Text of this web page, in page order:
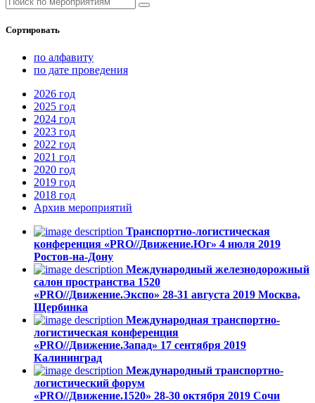
Сортировать
по алфавиту
по дате проведения
2026 год
2025 год
2024 год
2023 год
2022 год
2021 год
2020 год
2019 год
2018 год
Архив мероприятий
Транспортно-логистическая
конференция «PRO//Движение.Юг» 4 июля 2019
Ростов-на-Дону
Международный железнодорожный
салон пространства 1520
«PRO//Движение.Экспо» 28-31 августа 2019 Москва,
Щербинка
Международная транспортно-
логистическая конференция
«PRO//Движение.Запад» 17 сентября 2019
Калининград
Международный транспортно-
логистический форум
«PRO//Движение.1520» 28-30 октября 2019 Сочи